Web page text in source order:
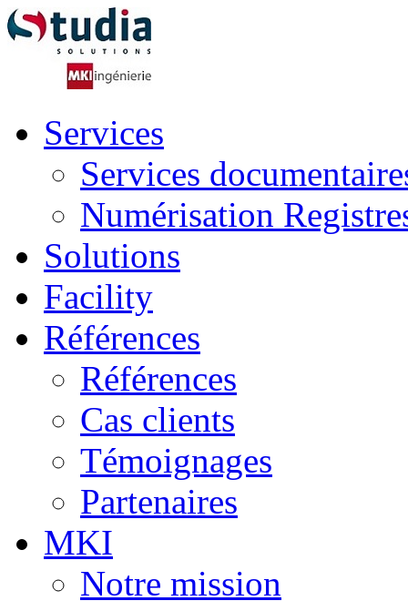
Services
Services
Numérisation
Solutions
Facility
Références
Références
Cas clients
Témoignages
Partenaires
MKI
Notre mission